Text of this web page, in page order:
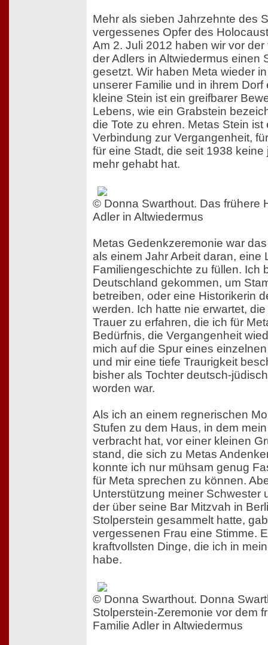
Mehr als sieben Jahrzehnte des
vergessenes Opfer des
Am 2. Juli 2012 haben wir vor
der Adlers in Altwiedermus einen
gesetzt. Wir haben Meta wieder
unserer Familie und in ihrem Dorf
kleine Stein ist ein greifbarer
Lebens, wie ein Grabstein
die Tote zu ehren. Metas Stein ist
Verbindung zur Vergangenheit,
für eine Stadt, die seit 1938
mehr gehabt hat.
© Donna Swarthout. Das frühere
Adler in Altwiedermus
Metas Gedenkzeremonie war
als einem Jahr Arbeit daran, eine
Familiengeschichte zu füllen. Ich
Deutschland gekommen, um
betreiben, oder eine Historikerin
werden. Ich hatte nie erwartet,
Trauer zu erfahren, die ich für
Bedürfnis, die Vergangenheit
mich auf die Spur eines
und mir eine tiefe Traurigkeit
bisher als Tochter deutsch-
worden war.
Als ich an einem regnerischen
Stufen zu dem Haus, in dem
verbracht hat, vor einer kleinen
stand, die sich zu Metas
konnte ich nur mühsam genug
für Meta sprechen zu können.
Unterstützung meiner Schwester
der über seine Bar Mitzvah in
Stolperstein gesammelt hatte,
vergessenen Frau eine Stimme.
kraftvollsten Dinge, die ich in
habe.
© Donna Swarthout. Donna
Stolperstein-Zeremonie vor dem
Familie Adler in Altwiedermus